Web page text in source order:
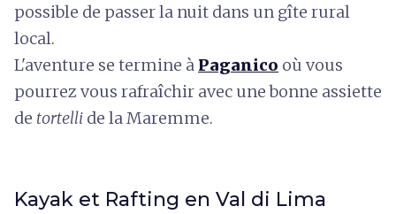
possible de passer la nuit dans un gîte rural
local.
L'aventure se termine à Paganico où vous
pourrez vous rafraîchir avec une bonne assiette
de tortelli de la Maremme.
Kayak et Rafting en Val di Lima